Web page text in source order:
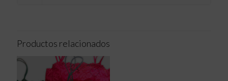
Productos relacionados